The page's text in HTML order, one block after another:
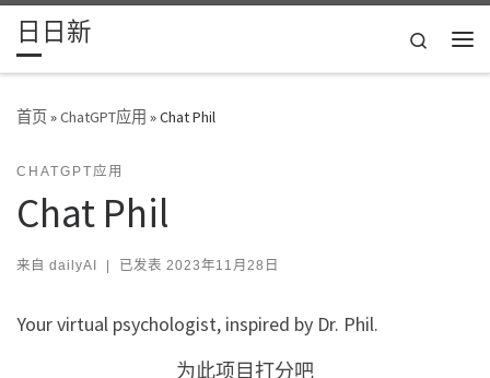
Skip to content
日日新
Search
首页»ChatGPT应用 »Chat Phil
CHATGPT应用
Chat Phil
来自 dailyAI | 已发表 2023年11月28日
Your virtual psychologist, inspired by Dr. Phil.
为此项目打分吧